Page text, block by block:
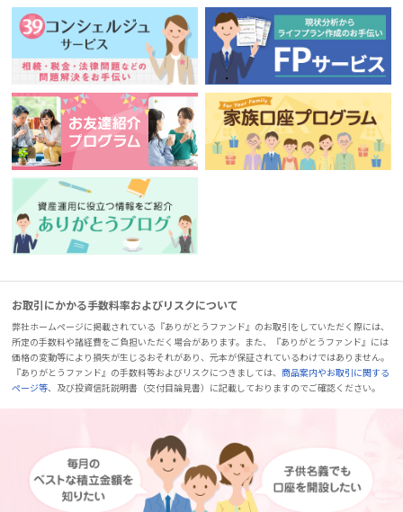
お取引にかかる手数料率およびリスクについて
弊社ホームページに掲載されている『ありがとうファンド』のお取引をしていただく際には、
所定の手数料や諸経費をご負担いただく場合があります。また、『ありがとうファンド』には
価格の変動等により損失が生じるおそれがあり、元本が保証されているわけではありません。
『ありがとうファンド』の手数料等およびリスクにつきましては、商品案内やお取引に関する
ページ等、及び投資信託説明書（交付目論見書）に記載しておりますのでご確認ください。